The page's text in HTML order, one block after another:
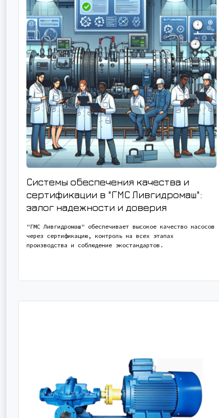
Системы обеспечения качества и
сертификации в "ГМС Ливгидромаш":
залог надежности и доверия
"ГМС Ливгидромаш" обеспечивает высокое качество насосов
через сертификацию, контроль на всех этапах
производства и соблюдение экостандартов.